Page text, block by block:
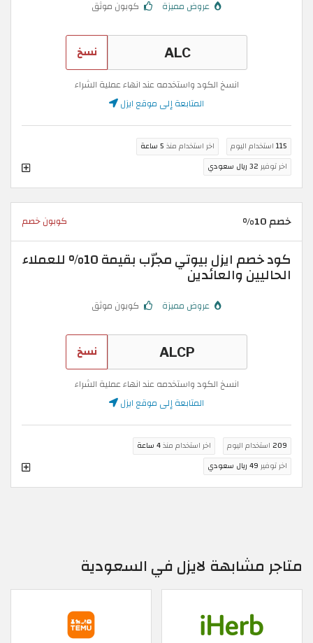
عروض مميزة كوبون موثق
نسخ
انسخ الكود واستخدمه عند انهاء عملية الشراء
المتابعة إلى موقع ايزل
115 استخدام اليوم اخر استخدام منذ 5 ساعة
اخر توفير 32 ريال سعودي
خصم 10% كوبون خصم
كود خصم ايزل بيوتي مجرّب بقيمة 10% للعملاء
الحاليين والعائدين
عروض مميزة كوبون موثق
نسخ
انسخ الكود واستخدمه عند انهاء عملية الشراء
المتابعة إلى موقع ايزل
209 استخدام اليوم اخر استخدام منذ4 ساعة
اخر توفير 49 ريال سعودي
متاجر مشابهة لايزل في السعودية